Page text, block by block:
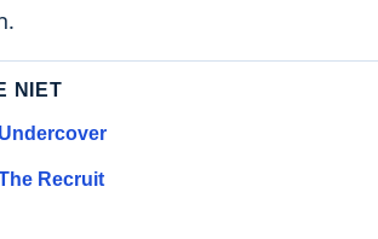
NIET
Recruit